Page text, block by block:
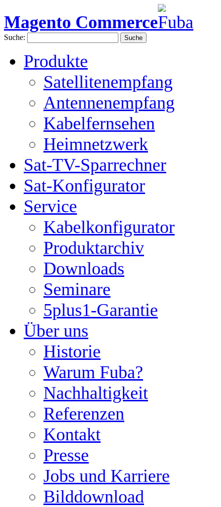
Magento Commerce
Suche: Suche
Produkte
Satellitenempfang
Antennenempfang
Kabelfernsehen
Heimnetzwerk
Sat-TV-Sparrechner
Sat-Konfigurator
Service
Kabelkonfigurator
Produktarchiv
Downloads
Seminare
5plus1-Garantie
Über uns
Historie
Warum Fuba?
Nachhaltigkeit
Referenzen
Kontakt
Presse
Jobs und Karriere
Bilddownload